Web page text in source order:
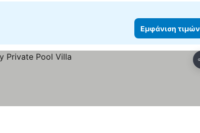
Εμφάνιση τιμών